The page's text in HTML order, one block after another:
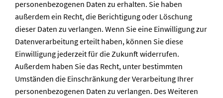
personenbezogenen Daten zu erhalten. Sie haben
außerdem ein Recht, die Berichtigung oder Löschung
dieser Daten zu verlangen. Wenn Sie eine Einwilligung zur
Datenverarbeitung erteilt haben, können Sie diese
Einwilligung jederzeit für die Zukunft widerrufen.
Außerdem haben Sie das Recht, unter bestimmten
Umständen die Einschränkung der Verarbeitung Ihrer
personenbezogenen Daten zu verlangen. Des Weiteren